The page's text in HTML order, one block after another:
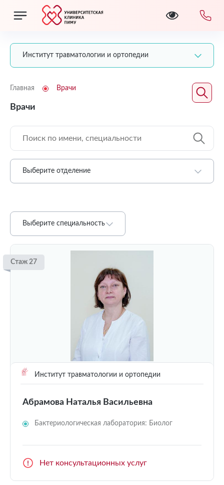
Институт травматологии и ортопедии
Главная Врачи
Врачи
Выберите отделение
Выберите специальность
Стаж 27
Институт травматологии и ортопедии
Абрамова Наталья Васильевна
Бактериологическая лаборатория: Биолог
Нет консультационных услуг